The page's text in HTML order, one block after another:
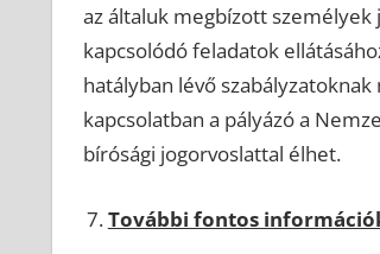
az általuk megbízott személyek
kapcsolódó feladatok
hatályban lévő
kapcsolatban a pályázó a
bírósági jogorvoslattal élhet.
További fontos